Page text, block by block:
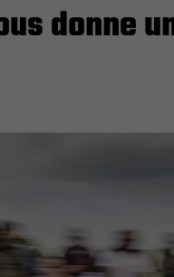
donne